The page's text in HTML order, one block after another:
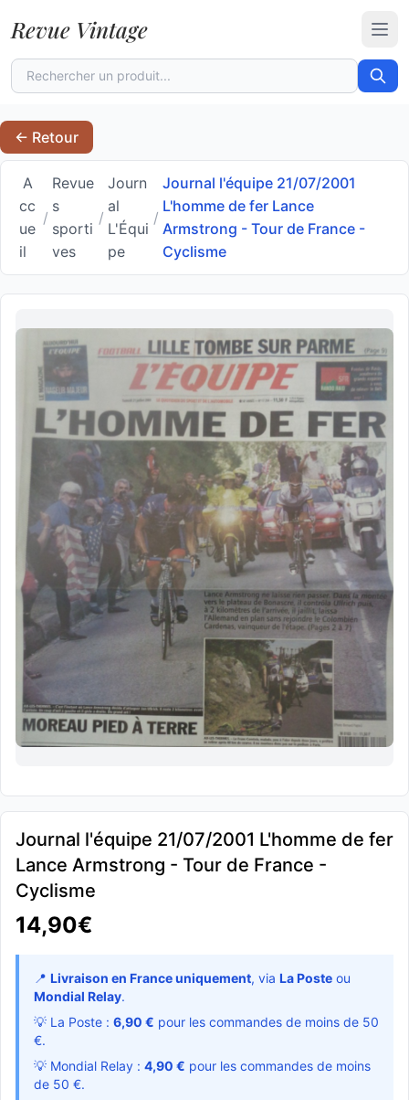
Revue Vintage
← Retour
A
cc
ue
il
/
Revue
s
sporti
ves
/
Journ
al
L'Équi
pe
/
Journal l'équipe 21/07/2001
L'homme de fer Lance
Armstrong - Tour de France -
Cyclisme
Journal l'équipe 21/07/2001 L'homme de fer
Lance Armstrong - Tour de France -
Cyclisme
14,90€
📍 Livraison en France uniquement, via La Poste ou
Mondial Relay.
💡 La Poste : 6,90 € pour les commandes de moins de 50
€.
💡 Mondial Relay : 4,90 € pour les commandes de moins
de 50 €.